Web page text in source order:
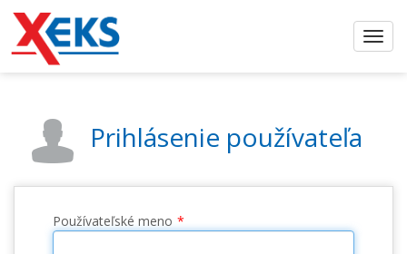
Prihlásenie používateľa
Používateľské meno